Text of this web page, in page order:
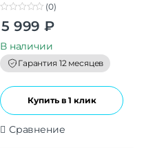
o
t
o
f
5
(0)
5 999 ₽
В наличии
Гарантия 12 месяцев
Купить в 1 клик
Сравнение